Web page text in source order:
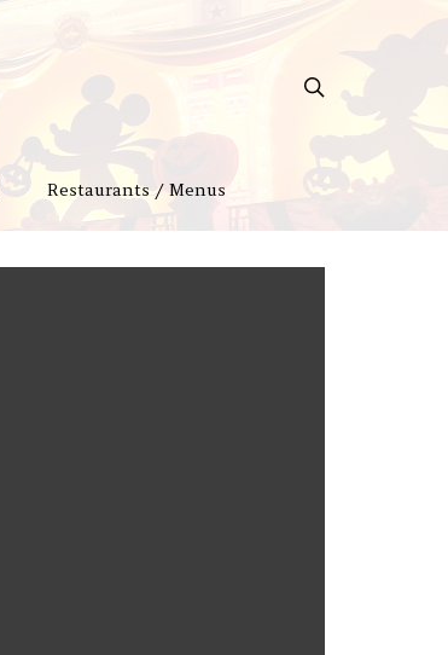
Restaurants / Menus